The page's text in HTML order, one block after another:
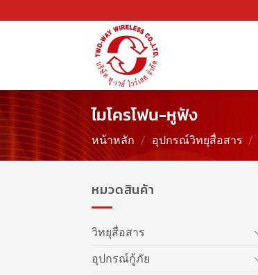
ไป
ไมโครโฟน-หูฟัง
หน้าหลัก / อุปกรณ์วิทยุสื่อสาร /
หมวดสินค้า
วิทยุสื่อสาร
อุปกรณ์กู้ภัย